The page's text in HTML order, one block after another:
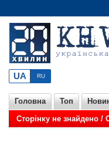
Головна Топ
Сторінку не знайдено /